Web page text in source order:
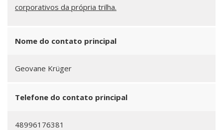
corporativos da própria trilha.
Nome do contato principal
Geovane Krüger
Telefone do contato principal
48996176381